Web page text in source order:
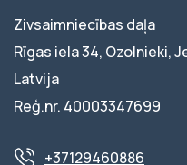
Zivsaimniecības daļa
Rīgas iela 34, Ozolnieki,
Latvija
Reģ.nr. 40003347699
+37129460886